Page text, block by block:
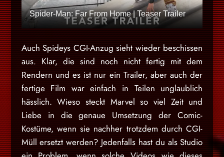
Spider-Man: Far From Home | Teaser Trailer
Auch Spideys CGI-Anzug sieht wieder beschissen
aus. Klar, die sind noch nicht fertig mit dem
Rendern und es ist nur ein Trailer, aber auch der
fertige Film war einfach in Teilen unglaublich
hässlich. Wieso steckt Marvel so viel Zeit und
Liebe in die genaue Umsetzung der Comic-
Kostüme, wenn sie nachher trotzdem durch CGI-
Müll ersetzt werden? Jedenfalls hast du als Studio